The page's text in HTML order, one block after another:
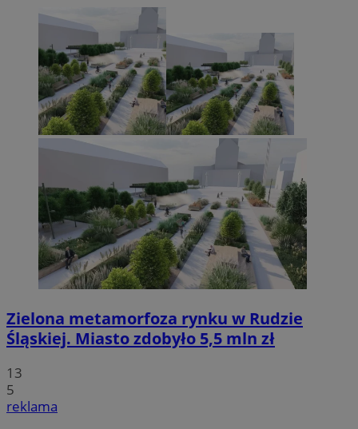
Zielona metamorfoza rynku w Rudzie
Śląskiej. Miasto zdobyło 5,5 mln zł
13
5
reklama